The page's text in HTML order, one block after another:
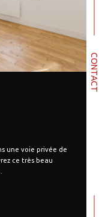
CONTACT
une voie privée de
ce très beau